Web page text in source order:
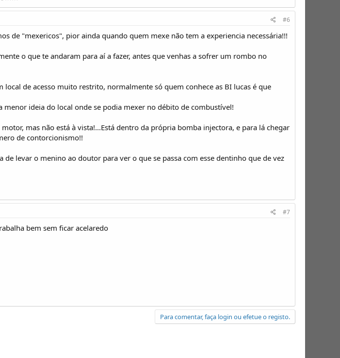
#6
de "mexericos", pior ainda quando quem mexe não tem a experiencia necessária!!!
o que te andaram para aí a fazer, antes que venhas a sofrer um rombo no
local de acesso muito restrito, normalmente só quem conhece as BI lucas é que
ideia do local onde se podia mexer no débito de combustível!
mas não está à vista!...Está dentro da própria bomba injectora, e para lá chegar
de contorcionismo!!
de levar o menino ao doutor para ver o que se passa com esse dentinho que de vez
#7
bem sem ficar acelaredo
Para comentar, faça login ou efetue o registo.